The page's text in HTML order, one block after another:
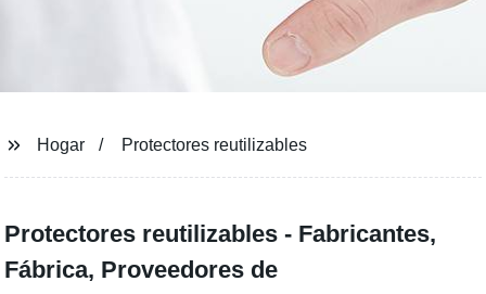
Hogar Protectores reutilizables
Protectores reutilizables - Fabricantes,
Fábrica, Proveedores de